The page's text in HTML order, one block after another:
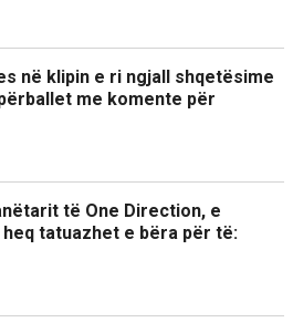
në klipin e ri ngjall shqetësime
me komente për
të One Direction, e
heq tatuazhet e bëra për të: